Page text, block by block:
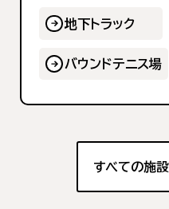
地下トラック
バウンドテニス場
すべての施